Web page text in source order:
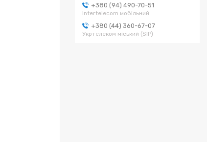
+380 (94) 490-70-51
Intertelecom мобільний
+380 (44) 360-67-07
Укртелеком міський (SIP)